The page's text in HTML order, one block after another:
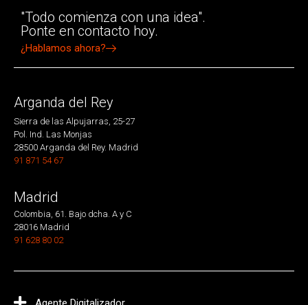
"Todo comienza con una idea".
Ponte en contacto hoy.
¿Hablamos ahora?
Arganda del Rey
Sierra de las Alpujarras, 25-27
Pol. Ind. Las Monjas
28500 Arganda del Rey. Madrid
91 871 54 67
Madrid
Colombia, 61. Bajo dcha. A y C
28016 Madrid
91 628 80 02